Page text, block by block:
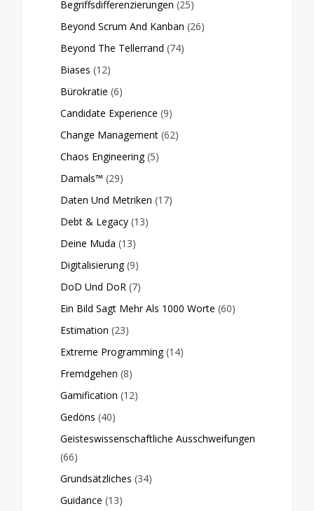
Begriffsdifferenzierungen (25)
Beyond Scrum And Kanban (26)
Beyond The Tellerrand (74)
Biases (12)
Bürokratie (6)
Candidate Experience (9)
Change Management (62)
Chaos Engineering (5)
Damals™ (29)
Daten Und Metriken (17)
Debt & Legacy (13)
Deine Muda (13)
Digitalisierung (9)
DoD Und DoR (7)
Ein Bild Sagt Mehr Als 1000 Worte (60)
Estimation (23)
Extreme Programming (14)
Fremdgehen (8)
Gamification (12)
Gedöns (40)
Geisteswissenschaftliche Ausschweifungen
(66)
Grundsätzliches (34)
Guidance (13)